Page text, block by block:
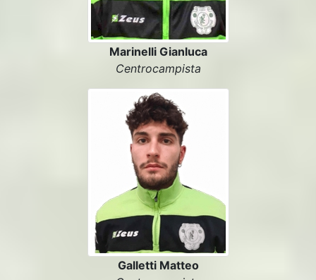
Marinelli Gianluca
Centrocampista
Galletti Matteo